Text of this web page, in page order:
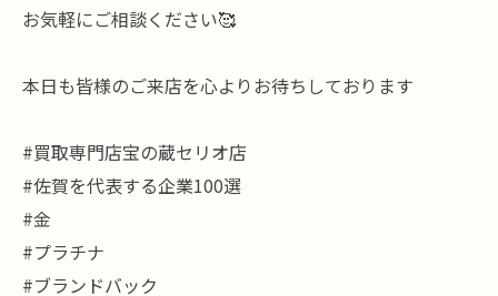
お気軽にご相談ください🥰
本日も皆様のご来店を心よりお待ちしております
#買取専門店宝の蔵セリオ店
#佐賀を代表する企業100選
#金
#プラチナ
#ブランドバック